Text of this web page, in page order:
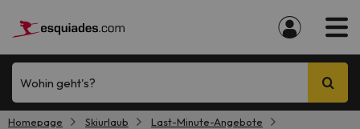
Wohin geht's?
Homepage Skiurlaub
Last-Minute-Angebote